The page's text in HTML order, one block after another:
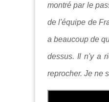
montré par le
de l'équipe de
a beaucoup de
dessus. Il n'y a
reprocher. Je ne